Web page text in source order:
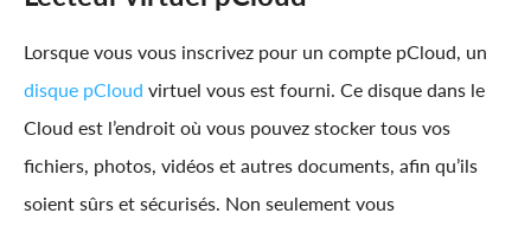
Lorsque vous vous inscrivez pour un compte pCloud, un
disque pCloud virtuel vous est fourni. Ce disque dans le
Cloud est l’endroit où vous pouvez stocker tous vos
fichiers, photos, vidéos et autres documents, afin qu’ils
soient sûrs et sécurisés. Non seulement vous